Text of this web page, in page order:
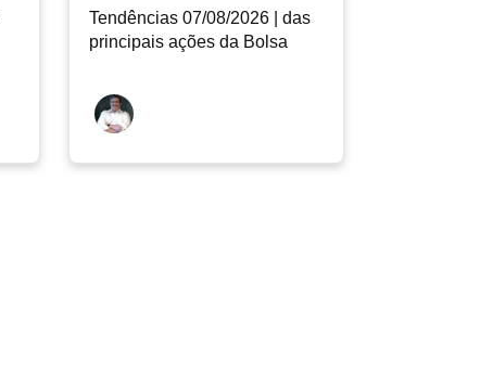
Tendências 07/08/2026 | das
principais ações da Bolsa